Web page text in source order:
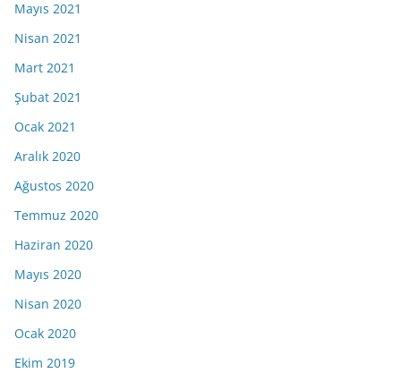
Mayıs 2021
Nisan 2021
Mart 2021
Şubat 2021
Ocak 2021
Aralık 2020
Ağustos 2020
Temmuz 2020
Haziran 2020
Mayıs 2020
Nisan 2020
Ocak 2020
Ekim 2019